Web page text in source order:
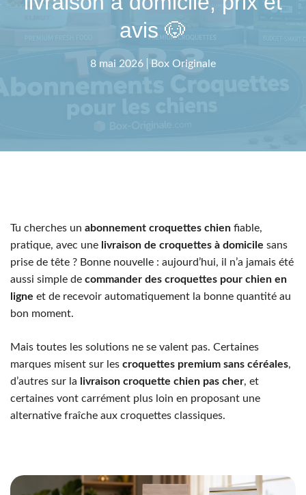
avis 🐶
8 mai 2026 Box Originale
Tu cherches un abonnement croquettes chien fiable,
pratique, avec une livraison de croquettes à domicile sans
prise de tête ? Bonne nouvelle : aujourd’hui, il n’a jamais été
aussi simple de commander des croquettes pour chien en
ligne et de recevoir automatiquement la bonne quantité au
bon moment.
Mais toutes les solutions ne se valent pas. Certaines
marques misent sur les croquettes premium sans céréales,
d’autres sur la livraison croquette chien pas cher, et
certaines vont carrément plus loin en proposant une
alternative fraîche aux croquettes classiques.